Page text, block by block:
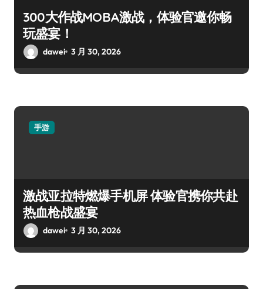
300大作战MOBA激战，体验官邀你畅
玩盛宴！
dawei 3 月 30, 2026
手游
激战亚拉特燃爆手机屏 体验官携你共赴
热血枪战盛宴
dawei 3 月 30, 2026